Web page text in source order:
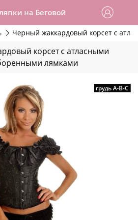
на Беговой
Черный жаккардовый корсет с
корсет с атласными
лямками
грудь А-В-С